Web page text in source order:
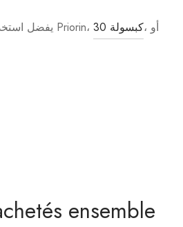
يفضل استخدامه مع فيتامينات الشعر Priorin، 30 كبسولة ، أو
ensemble